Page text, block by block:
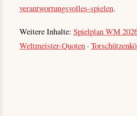
verantwortungsvolles-spielen.
Weitere Inhalte: Spielplan WM
Weltmeister-Quoten ·